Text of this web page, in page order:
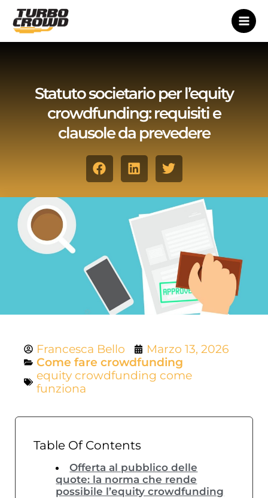
contenuto
Statuto societario per l’equity
crowdfunding: requisiti e
clausole da prevedere
Francesca Bello
Marzo 13, 2026
Come fare crowdfunding
equity crowdfunding come
funziona
Table Of Contents
Offerta al pubblico delle
quote: la norma che rende
possibile l’equity crowdfunding